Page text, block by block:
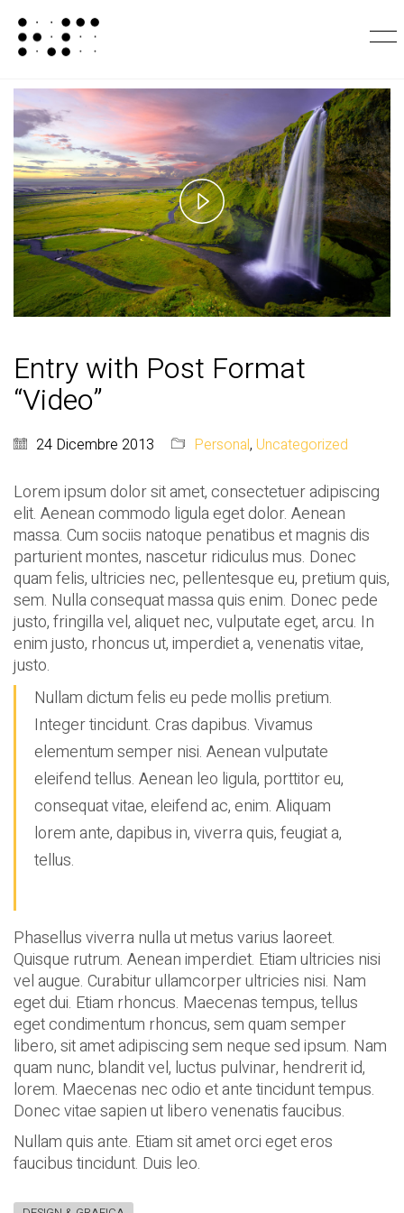
Play
Video
Entry with Post Format
“Video”
24 Dicembre 2013 Personal, Uncategorized
Lorem ipsum dolor sit amet, consectetuer adipiscing
elit. Aenean commodo ligula eget dolor. Aenean
massa. Cum sociis natoque penatibus et magnis dis
parturient montes, nascetur ridiculus mus. Donec
quam felis, ultricies nec, pellentesque eu, pretium quis,
sem. Nulla consequat massa quis enim. Donec pede
justo, fringilla vel, aliquet nec, vulputate eget, arcu. In
enim justo, rhoncus ut, imperdiet a, venenatis vitae,
justo.
Nullam dictum felis eu pede mollis pretium.
Integer tincidunt. Cras dapibus. Vivamus
elementum semper nisi. Aenean vulputate
eleifend tellus. Aenean leo ligula, porttitor eu,
consequat vitae, eleifend ac, enim. Aliquam
lorem ante, dapibus in, viverra quis, feugiat a,
tellus.
Phasellus viverra nulla ut metus varius laoreet.
Quisque rutrum. Aenean imperdiet. Etiam ultricies nisi
vel augue. Curabitur ullamcorper ultricies nisi. Nam
eget dui. Etiam rhoncus. Maecenas tempus, tellus
eget condimentum rhoncus, sem quam semper
libero, sit amet adipiscing sem neque sed ipsum. Nam
quam nunc, blandit vel, luctus pulvinar, hendrerit id,
lorem. Maecenas nec odio et ante tincidunt tempus.
Donec vitae sapien ut libero venenatis faucibus.
Nullam quis ante. Etiam sit amet orci eget eros
faucibus tincidunt. Duis leo.